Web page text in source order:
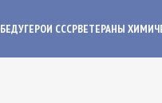
ГЕРОИ СССРВЕТЕРАНЫ